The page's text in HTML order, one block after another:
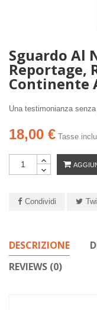
Sguardo Al
Reportage,
Continente
Una testimonianza senza
18,00 € Tasse
Condividi
DESCRIZIONE
REVIEWS (0)